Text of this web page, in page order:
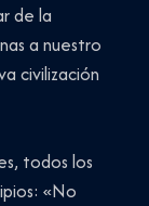
de la
a nuestro
civilización
todos los
«No